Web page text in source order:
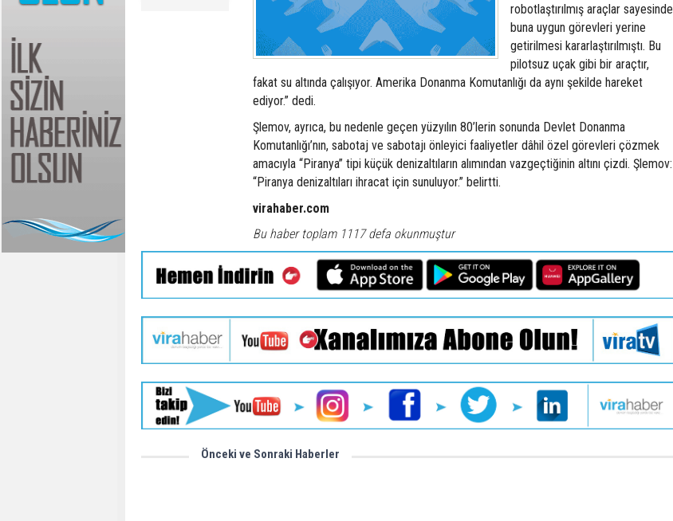
robotlaştırılmış araçlar sayesinde
buna uygun görevleri yerine
getirilmesi kararlaştırılmıştı. Bu
pilotsuz uçak gibi bir araçtır,
fakat su altında çalışıyor. Amerika Donanma Komutanlığı da aynı şekilde hareket
ediyor.” dedi.
Şlemov, ayrıca, bu nedenle geçen yüzyılın 80’lerin sonunda Devlet Donanma
Komutanlığı’nın, sabotaj ve sabotajı önleyici faaliyetler dâhil özel görevleri çözmek
amacıyla “Piranya” tipi küçük denizaltıların alımından vazgeçtiğinin altını çizdi. Şlemov:
“Piranya denizaltıları ihracat için sunuluyor.” belirtti.
virahaber.com
Bu haber toplam 1117 defa okunmuştur
Önceki ve Sonraki Haberler